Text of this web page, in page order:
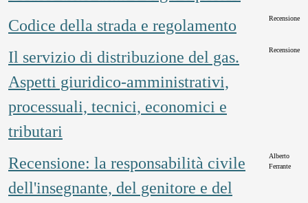
Codice della strada e regolamento Recensione
Il servizio di distribuzione del gas.
Aspetti giuridico-amministrativi,
processuali, tecnici, economici e
tributari
Recensione
Recensione: la responsabilità civile
dell'insegnante, del genitore e del
Alberto
Ferrante